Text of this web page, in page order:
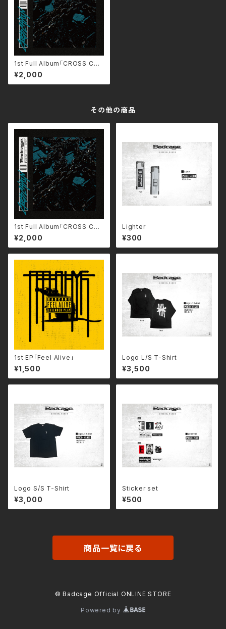
1st Full Album「CROSS CHA
IN」
¥2,000
その他の商品
1st Full Album「CROSS CHA
IN」
¥2,000
Lighter
¥300
1st EP「Feel Alive」
¥1,500
Logo L/S T-Shirt
¥3,500
Logo S/S T-Shirt
¥3,000
Sticker set
¥500
商品一覧に戻る
© Badcage Official ONLINE STORE
Powered by